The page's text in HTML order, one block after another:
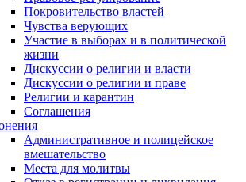
Покровительство властей
Чувства верующих
Участие в выборах и в политической
жизни
Дискуссии о религии и власти
Дискуссии о религии и праве
Религии и карантин
Соглашения
Административное и полицейское
вмешательство
Места для молитвы